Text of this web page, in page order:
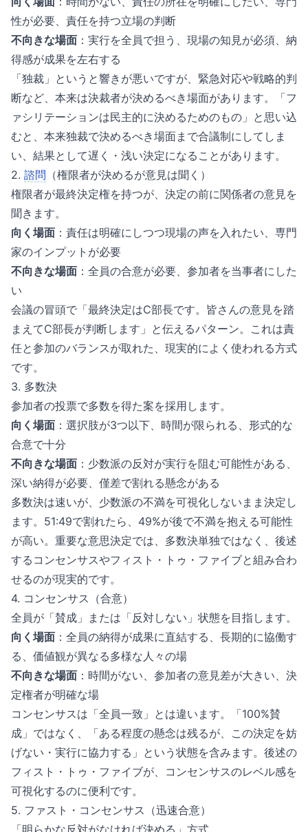
性が必要、責任を持つ立場の判断
不向きな場面 ：実行を全員で担う、現場の知見が必須、納
得感が成果を左右する
「独裁」というと響きが悪いですが、緊急対応や戦略的判
断など、本来は決裁者が決めるべき場面があります。「フ
ァシリテーションは民主的に決めるためのもの」と思い込
むと、本来独裁で決めるべき場面まで合議制にしてしま
い、結果として遅く・浅い決定になることがあります。
2. 諮問 （権限者が決めるが意見は聞く）
権限者が最終決定権を持つが、決定の前に関係者の意見を
聞きます。
向く場面 ：責任は明確にしつつ現場の声を入れたい、専門
家のインプットが必要
不向きな場面 ：全員の合意が必要、参加者を当事者にした
い
会議の冒頭で「最終決定はC部長です。皆さんの意見を踏
まえてC部長が判断します」と伝えるパターン。これは責
任と参加のバランスが取れた、現実的によく使われる方式
です。
3. 多数決
参加者の投票で多数を得た案を採用します。
向く場面 ：選択肢が3つ以下、時間が限られる、形式的な
合意で十分
不向きな場面 ：少数派の反対が実行を阻む可能性がある、
深い納得が必要、僅差で割れる懸念がある
多数決は速いが、少数派の不満を可視化しないまま決定し
ます。51:49で割れたら、49%が後で不満を抱える可能性
が高い。重要な意思決定では、多数決単独ではなく、後述
するコンセンサスやフィスト・トゥ・ファイブと組み合わ
せるのが現実的です。
4. コンセンサス（合意）
全員が「賛成」または「反対しない」状態を目指します。
向く場面 ：全員の納得が成果に直結する、長期的に協働す
る、価値観が異なる多様な人々の場
不向きな場面 ：時間がない、参加者の意見差が大きい、決
定権者が明確な場
コンセンサスは「全員一致」とは違います。「100%賛
成」ではなく、「ある程度の懸念は残るが、この決定を妨
げない・実行に協力する」という状態を含みます。後述の
フィスト・トゥ・ファイブが、コンセンサスのレベル感を
可視化するのに便利です。
5. ファスト・コンセンサス（迅速合意）
「明らかな反対がなければ決める」方式。